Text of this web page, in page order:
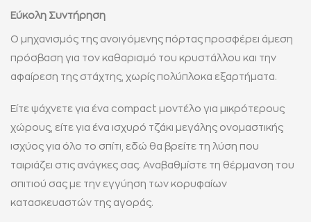
Εύκολη Συντήρηση
Ο μηχανισμός της ανοιγόμενης πόρτας προσφέρει άμεση
πρόσβαση για τον καθαρισμό του κρυστάλλου και την
αφαίρεση της στάχτης, χωρίς πολύπλοκα εξαρτήματα.
Είτε ψάχνετε για ένα compact μοντέλο για μικρότερους
χώρους, είτε για ένα ισχυρό τζάκι μεγάλης ονομαστικής
ισχύος για όλο το σπίτι, εδώ θα βρείτε τη λύση που
ταιριάζει στις ανάγκες σας. Αναβαθμίστε τη θέρμανση του
σπιτιού σας με την εγγύηση των κορυφαίων
κατασκευαστών της αγοράς.